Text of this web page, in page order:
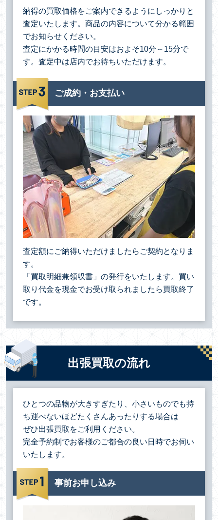
納得の買取価格をご案内できるようにしっかりと
査定いたします。商品の内容について分かる範囲
でお知らせください。
査定にかかる時間の目安はおよそ10分～15分で
す。査定中は店内でお待ちいただけます。
ご成約・お支払い
査定額にご納得いただけましたらご契約となりま
す。
「買取明細兼領収書」の発行をいたします。買い
取り代金を現金でお受け取られましたら買取終了
です。
出張買取の流れ
ひとつの品物が大きすぎたり、小さいものでも持
ち運べないほどたくさんあったりする場合は
ぜひ出張買取をご利用ください。
完全予約制でお客様のご都合の良い日時でお伺い
いたします。
事前お申し込み